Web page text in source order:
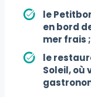
le
en bord
mer frais ;
le
Soleil, où